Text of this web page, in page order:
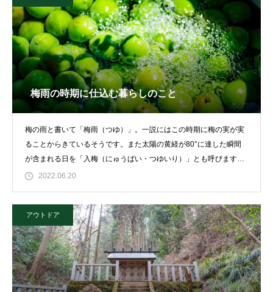
梅雨の時期に仕込む暮らしのこと
梅の雨と書いて「梅雨（つゆ）」。一説にはこの時期に梅の実が実
ることからきているそうです。また太陽の黄経が80°に達した瞬間
が含まれる日を「入梅（にゅうばい・つゆいり）」とも呼びます。
桜の開花より早く、
2022.06.20
アウトドア